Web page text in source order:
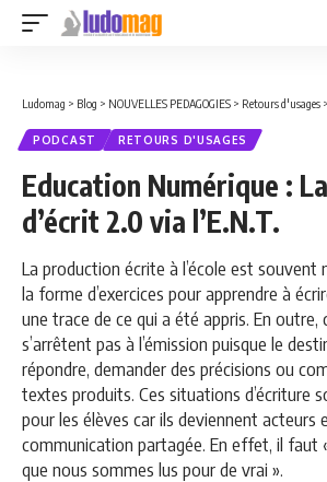
Ludomag > Blog > NOUVELLES PEDAGOGIES > Retours d'usages >
PODCAST RETOURS D'USAGES
Education Numérique :
d’écrit 2.0 via l’E.N.T.
La production écrite à l’école est souvent
la forme d’exercices pour apprendre à
une trace de ce qui a été appris. En outre,
s’arrêtent pas à l’émission puisque le
répondre, demander des précisions ou
textes produits. Ces situations d’écriture
pour les élèves car ils deviennent acteurs
communication partagée. En effet, il faut
que nous sommes lus pour de vrai ».